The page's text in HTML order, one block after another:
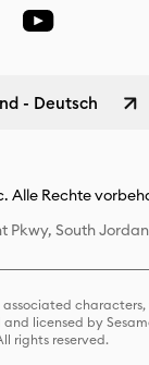
- Deutsch
Alle Rechte
Pkwy, South
associated
licensed by
rights reserved.